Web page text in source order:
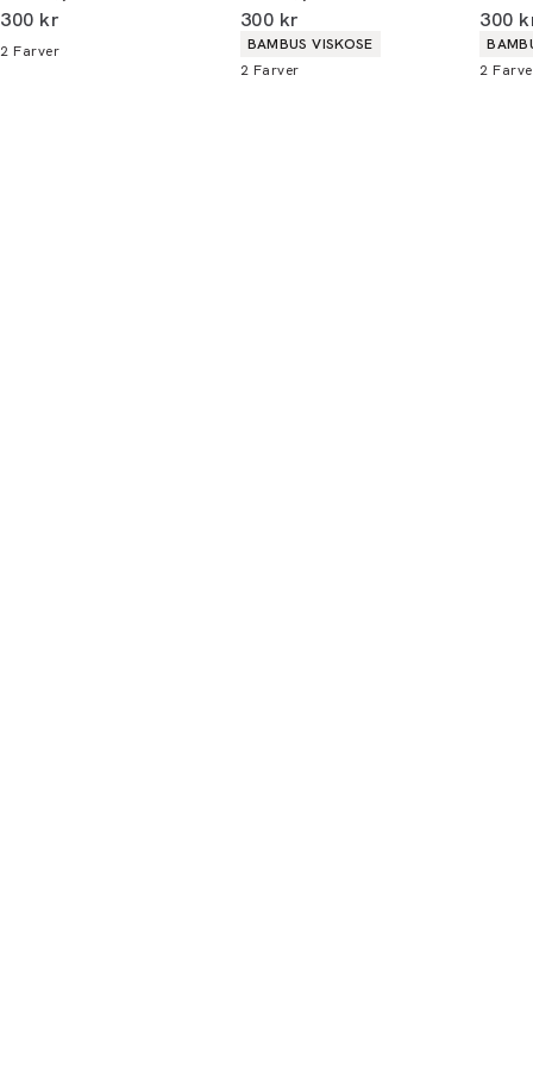
alle butikker og online.
I alt (inkl. rabat)
300 kr
2 Farver
I alt (inkl. rabat)
300 kr
Produkt egenskaber
BAMBUS VISKOSE
2 Farver
I alt
300
2